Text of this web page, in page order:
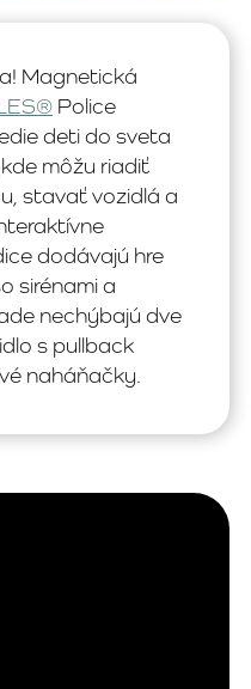
Magnetická
Police
deti do sveta
môžu riadiť
stavať vozidlá a
dodávajú hre
sirénami a
nechýbajú dve
s pullback
naháňačky.